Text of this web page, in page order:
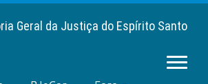
Geral da Justiça do Espírito Santo